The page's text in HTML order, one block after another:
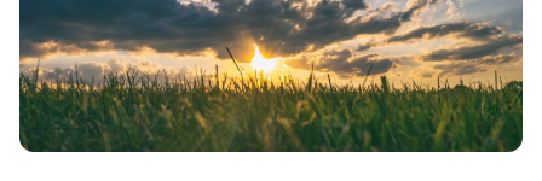
di medicina sperimentale presso l’Università di
Southampton – vengono trasferite alla pelle e in
seguito alla circolazione sanguigna, riducendo il tono
dei vasi sanguigni. La conseguenza sarebbe un
miglioramento della pressione arteriosa per gli